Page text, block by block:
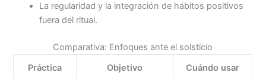
La regularidad y la integración de hábitos positivos
fuera del ritual.
Comparativa: Enfoques ante el solsticio
Práctica
Objetivo Cuándo usar